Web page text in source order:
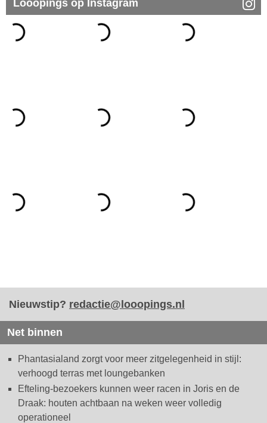
Looopings op Instagram
Nieuwstip? redactie@looopings.nl
Net binnen
Phantasialand zorgt voor meer zitgelegenheid in stijl:
verhoogd terras met loungebanken
Efteling-bezoekers kunnen weer racen in Joris en de
Draak: houten achtbaan na weken weer volledig
operationeel